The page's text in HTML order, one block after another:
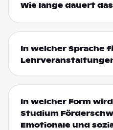
Wie lange dauert
In welcher Sprache
In welcher Form
Studium
Emotionale und